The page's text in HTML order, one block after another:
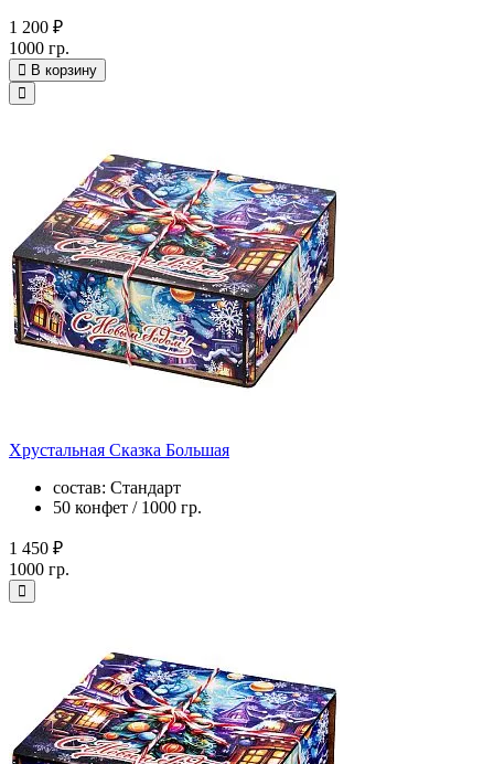
1 200 ₽
1000 гр.
В корзину
Хрустальная Сказка Большая
состав: Стандарт
50 конфет / 1000 гр.
1 450 ₽
1000 гр.